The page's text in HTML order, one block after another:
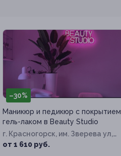
–30%
Маникюр и педикюр с покрытием
гель-лаком в Beauty Studio
г. Красногорск, им. Зверева ул,
д. 4
от 1 610 руб.